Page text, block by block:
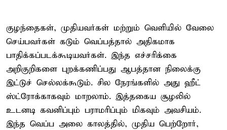
குழந்தைகள், முதியவர்கள் மற்றும் வெளியில் வேலை
செய்பவர்கள் கடும் வெப்பத்தால் அதிகமாக
பாதிக்கப்படக்கூடியவர்கள். இந்த எச்சரிக்கை
அறிகுறிகளை புறக்கணிப்பது ஆபத்தான நிலைக்கு
இட்டுச் செல்லக்கூடும். சில நேரங்களில் அது ஹீட்
ஸ்ட்ரோக்காகவும் மாறலாம். இத்தகைய சூழலில்
உடனடி கவனிப்பும் பராமரிப்பும் மிகவும் அவசியம்.
இந்த வெப்ப அலை காலத்தில், முதிய பெற்றோர்,